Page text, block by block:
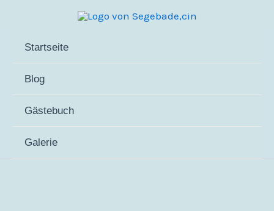
springenStartseite
Blog
Gästebuch
Galerie